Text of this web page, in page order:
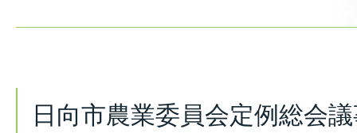
日向市農業委員会定例総会